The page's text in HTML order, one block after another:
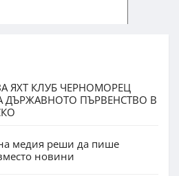
ЯХТ КЛУБ ЧЕРНОМОРЕЦ
ДЪРЖАВНОТО ПЪРВЕНСТВО В
медия реши да пише
новини